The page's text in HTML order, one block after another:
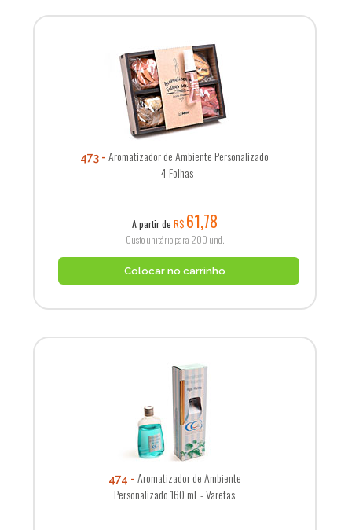
473
Aromatizador de Ambiente Personalizado
- 4 Folhas
A partir de R$ 61,78
Custo unitário para 200 und.
Colocar no carrinho
474
Aromatizador de Ambiente
Personalizado 160 mL - Varetas